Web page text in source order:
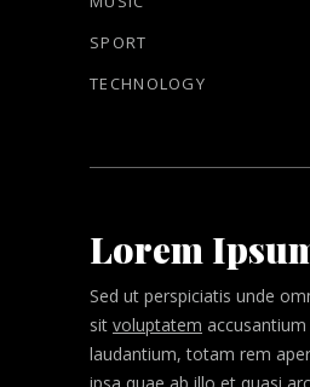
SPORT
TECHNOLOGY
Lorem
Sed ut perspiciatis unde
sit voluptatem
laudantium, totam rem